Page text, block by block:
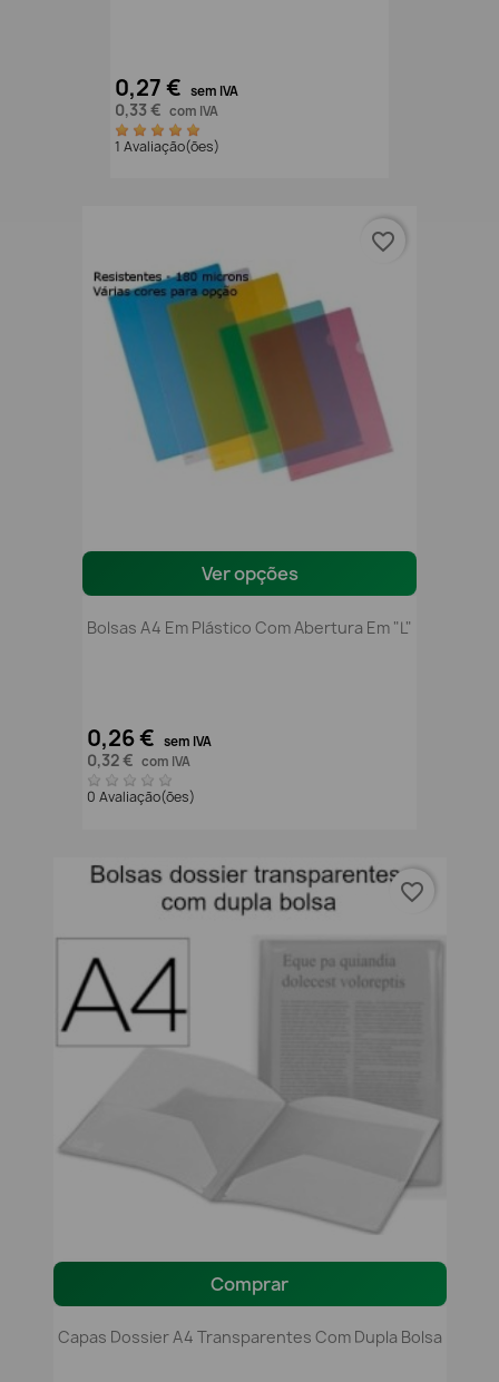
0,27 € sem IVA
0,33 € com IVA
1 Avaliação(ões)
Ver opções
Bolsas A4 Em Plástico Com Abertura Em "L"
0,26 € sem IVA
0,32 € com IVA
0 Avaliação(ões)
favorite_border
Comprar
Capas Dossier A4 Transparentes Com Dupla Bolsa
favorite_border